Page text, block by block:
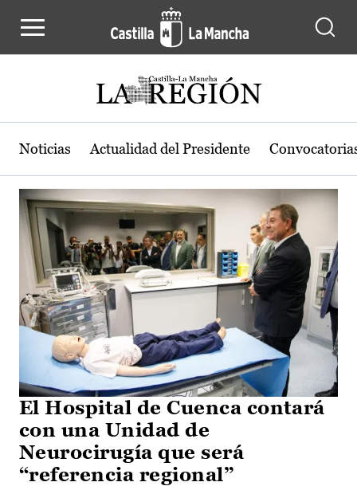
Actualidad de la región de Castilla-
Noticias Actualidad del Presidente
El Hospital de Cuenca contará
con una Unidad de
Neurocirugía que será
“referencia regional”